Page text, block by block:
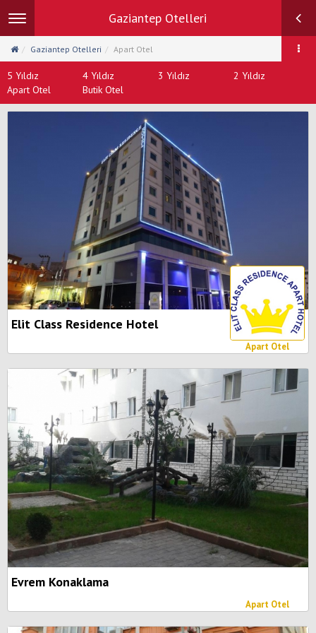
Toggle
navigation
Gaziantep Otelleri
Gaziantep Otelleri Apart Otel
5 Yıldız 4 Yıldız 3 Yıldız
2 Yıldız
Apart Otel
Butik Otel
Elit Class Residence Hotel
Apart Otel
Evrem Konaklama
Apart Otel